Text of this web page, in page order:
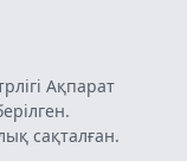
Ақпарат
сақталған.